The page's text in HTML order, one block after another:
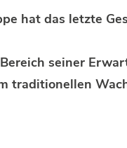
hat das letzte
seiner
traditionellen